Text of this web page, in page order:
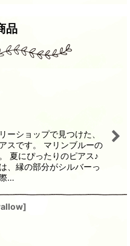
品
ーショップで見つけた、
スです。 マリンブルーの
夏にぴったりのピアス♪
、縁の部分がシルバーっ
…
]